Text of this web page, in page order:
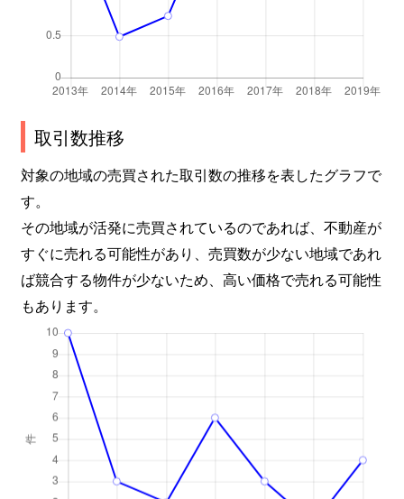
取引数推移
対象の地域の売買された取引数の推移を表したグラフで
す。
その地域が活発に売買されているのであれば、不動産が
すぐに売れる可能性があり、売買数が少ない地域であれ
ば競合する物件が少ないため、高い価格で売れる可能性
もあります。